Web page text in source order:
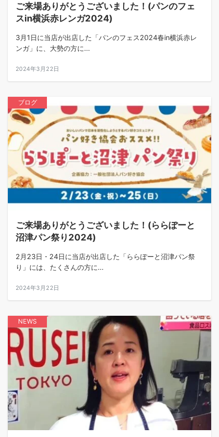
ご来場ありがとうございました！(パンのフェ
スin横浜赤レンガ2024)
3月1日に当店が出店した「パンのフェス2024春in横浜赤レ
ンガ」に、大勢の方に...
2024年3月22日
ブログ
ご来場ありがとうございました！(ららぽーと
沼津パン祭り2024)
2月23日・24日に当店が出店した「ららぽーと沼津パン祭
り」には、たくさんの方に...
2024年3月22日
NEWS